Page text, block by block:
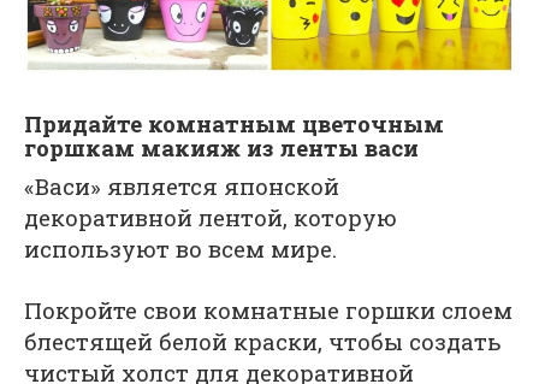
Придайте комнатным цветочным
горшкам макияж из ленты васи
«Васи» является японской
декоративной лентой, которую
используют во всем мире.
Покройте свои комнатные горшки слоем
блестящей белой краски, чтобы создать
чистый холст для декоративной